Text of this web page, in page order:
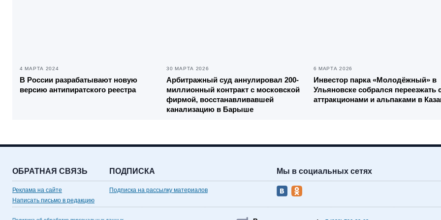
4 МАРТА 2024
В России разрабатывают новую
версию антипиратского реестра
30 МАРТА 2026
Арбитражный суд аннулировал 200-
миллионный контракт с московской
фирмой, восстанавливавшей
канализацию в Барыше
6 МАРТА 2026
Инвестор парка «Молодёжный» в
Ульяновске собрался переезжать
аттракционами и альпаками в
ОБРАТНАЯ СВЯЗЬ
Реклама на сайте
Написать письмо в редакцию
ПОДПИСКА
Подписка на рассылку материалов
Мы в социальных сетях